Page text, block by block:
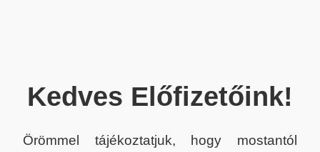
Kedves Előfizetőink!
Örömmel tájékoztatjuk, hogy mostantól